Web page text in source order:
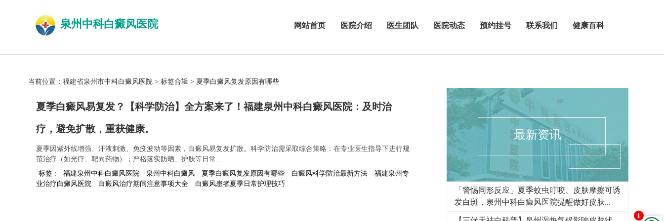
1
泉州中科白癜风医院 网站首页 医院介绍 医生团队 医院动态 预约挂号 联系我们 健康百科
当前位置： 福建省泉州市中科白癜风医院 > 标签合辑 > 夏季白癜风复发原因有哪些
夏季白癜风易复发？【科学防治】全方案来了！福建泉州中科白癜风医院：及时治
疗，避免扩散，重获健康。
夏季因紫外线增强、汗液刺激、免疫波动等因素，白癜风易复发扩散。科学防治需采取综合策略：在专业医生指导下进行规
范治疗（如光疗、靶向药物）；严格落实防晒、护肤等日常...
标签 :
福建泉州中科白癜风医院 泉州中科白癜风 夏季白癜风复发原因有哪些 白癜风科学防治最新方法
福建泉州专
业治疗白癜风医院
白癜风治疗期间注意事项大全 白癜风患者夏季日常护理技巧
最新资讯
「警惕同形反应」夏季蚊虫叮咬、皮肤摩擦可诱
发白斑，泉州中科白癜风医院提醒做好皮肤...